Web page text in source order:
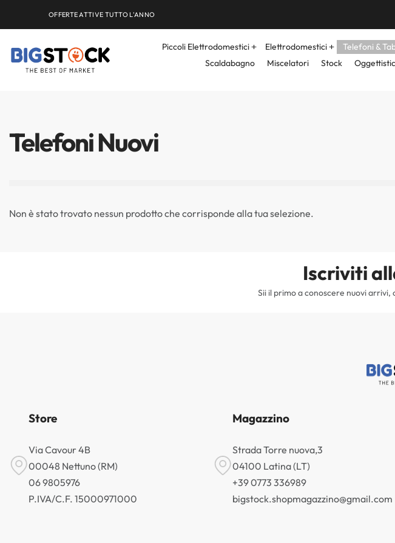
OFFERTE ATTIVE TUTTO L'ANNO
Piccoli Elettrodomestici Elettrodomestici Telefoni &
Scaldabagno
Miscelatori Stock
Telefoni Nuovi
Non è stato trovato nessun prodotto che corrisponde alla tua selezione.
Iscriviti
Sii il primo a conoscere nuovi
Store
Via Cavour 4B
00048 Nettuno (RM)
06 9805976
P.IVA/C.F. 15000971000
Magazzino
Strada Torre nuova,3
04100 Latina (LT)
+39 0773 336989
bigstock.shopmagazzino@gmail.com